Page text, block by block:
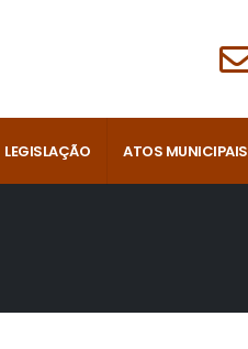
LEGISLAÇÃO ATOS MUNICIPAIS